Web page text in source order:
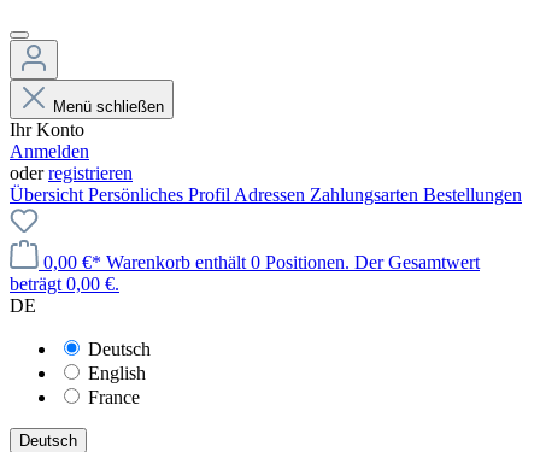
Menü schließen
Ihr Konto
Anmelden
oderregistrieren
Übersicht Persönliches Profil Adressen Zahlungsarten Bestellungen
0,00 €* Warenkorb enthält 0 Positionen. Der Gesamtwert
beträgt 0,00 €.
DE
Deutsch
English
France
Deutsch